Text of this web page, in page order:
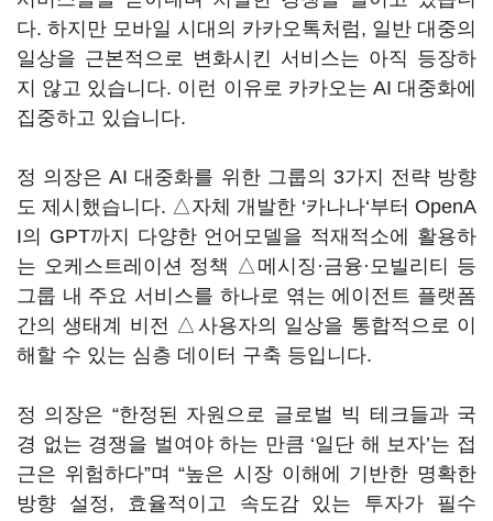
다. 하지만 모바일 시대의 카카오톡처럼, 일반 대중의
일상을 근본적으로 변화시킨 서비스는 아직 등장하
지 않고 있습니다. 이런 이유로 카카오는 AI 대중화에
집중하고 있습니다.
정 의장은 AI 대중화를 위한 그룹의 3가지 전략 방향
도 제시했습니다. △자체 개발한 ‘카나나‘부터 OpenA
I의 GPT까지 다양한 언어모델을 적재적소에 활용하
는 오케스트레이션 정책 △메시징·금융·모빌리티 등
그룹 내 주요 서비스를 하나로 엮는 에이전트 플랫폼
간의 생태계 비전 △사용자의 일상을 통합적으로 이
해할 수 있는 심층 데이터 구축 등입니다.
정 의장은 “한정된 자원으로 글로벌 빅 테크들과 국
경 없는 경쟁을 벌여야 하는 만큼 ‘일단 해 보자’는 접
근은 위험하다”며 “높은 시장 이해에 기반한 명확한
방향 설정, 효율적이고 속도감 있는 투자가 필수